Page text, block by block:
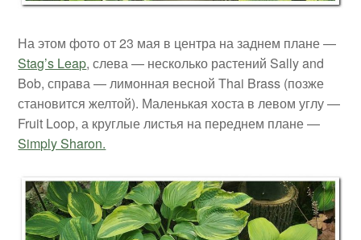
На этом фото от 23 мая в центра на заднем плане —
Stag’s Leap, слева — несколько растений Sally and
Bob, справа — лимонная весной Thai Brass (позже
становится желтой). Маленькая хоста в левом углу —
Fruit Loop, а круглые листья на переднем плане —
Simply Sharon.